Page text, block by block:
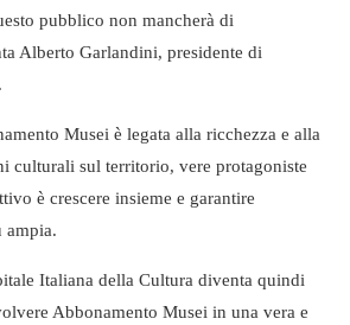
pubblico non mancherà di
Alberto Garlandini, presidente di
Musei è legata alla ricchezza e alla
culturali sul territorio, vere protagoniste
è crescere insieme e garantire
ampia.
Italiana della Cultura diventa quindi
Abbonamento Musei in una vera e